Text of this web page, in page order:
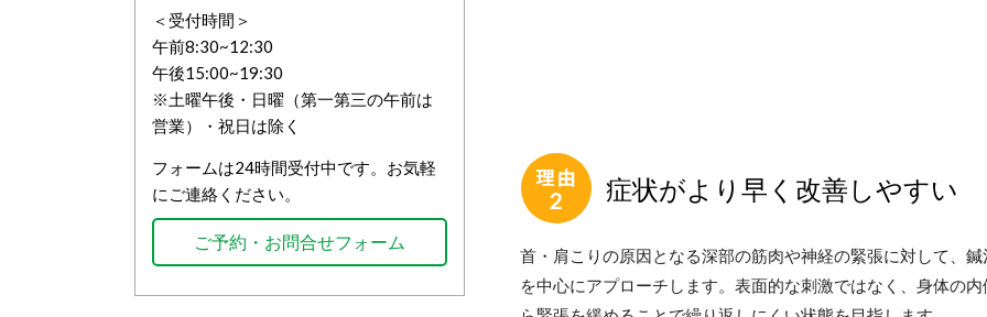
症状がより早く改善しやすい
首・肩こりの原因となる深部の筋肉や神経の緊張に対して、鍼
を中心にアプローチします。表面的な刺激ではなく、身体の内
＜受付時間＞
午前8:30~12:30
午後15:00~19:30
※土曜午後・日曜（第一第三の午前は
営業）・祝日は除く
フォームは24時間受付中です。お気軽
にご連絡ください。
ご予約・お問合せフォーム